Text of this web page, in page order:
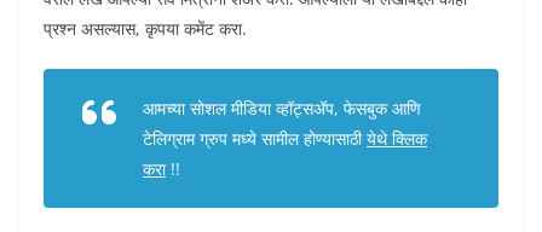
प्रश्न असल्यास, कृपया कमेंट करा.
आमच्या सोशल मीडिया व्हॉट्सअ‍ॅप, फेसबुक आणि
टेलिग्राम ग्रुप मध्ये सामील होण्यासाठीयेथे क्लिक
करा!!